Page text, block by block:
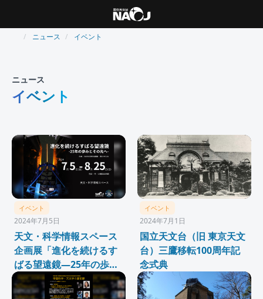
ニュース イベント
ニュース
イベント
イベント
2024年7月5日
天文・科学情報スペース
企画展「進化を続けるす
ばる望遠鏡—25年の歩み
とその先へ—」
イベント
2024年7月1日
国立天文台（旧 東京天文
台）三鷹移転100周年記
念式典